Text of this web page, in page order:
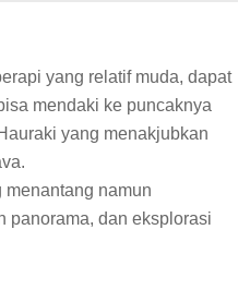
yang relatif muda, dapat
mendaki ke puncaknya
yang menakjubkan
menantang namun
panorama, dan eksplorasi